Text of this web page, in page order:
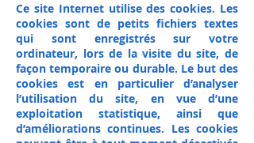
Ce site Internet utilise des cookies. Les
cookies sont de petits fichiers textes
qui sont enregistrés sur votre
ordinateur, lors de la visite du site, de
façon temporaire ou durable. Le but des
cookies est en particulier d’analyser
l’utilisation du site, en vue d’une
exploitation statistique, ainsi que
d’améliorations continues. Les cookies